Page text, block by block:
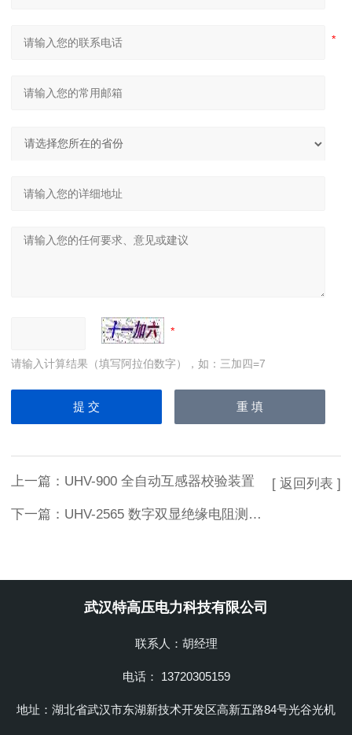
请输入计算结果（填写阿拉伯数字），如：三加四=7
上一篇： UHV-900 全自动互感器校验装置
下一篇： UHV-2565 数字双显绝缘电阻测试仪
[ 返回列表 ]
武汉特高压电力科技有限公司
联系人：胡经理
电话： 13720305159
地址：湖北省武汉市东湖新技术开发区高新五路84号光谷光机